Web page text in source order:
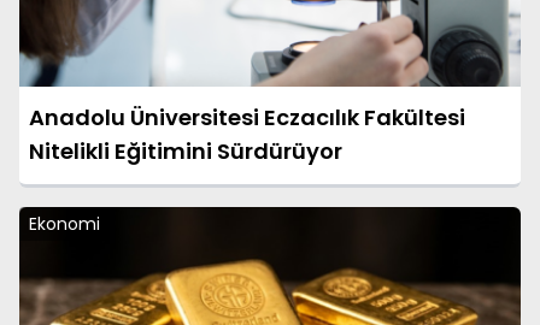
Anadolu Üniversitesi Eczacılık Fakültesi
Nitelikli Eğitimini Sürdürüyor
Ekonomi